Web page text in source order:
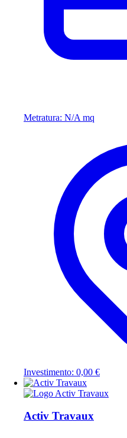
Metratura: N/A mq
Investimento: 0,00 €
Activ Travaux